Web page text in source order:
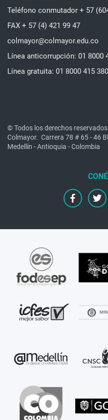
Teléfono conmutador + 57
FAX + 57 (4) 421 99 47
colmayor@colmayor.edu.co
Línea anticorrupción: 01 8000
Línea gratuita: 01 8000 415 380
© Todos los derechos
Colmayor. Carrera 78 # 65 - 46
Medellín - Antioquia - Colombia